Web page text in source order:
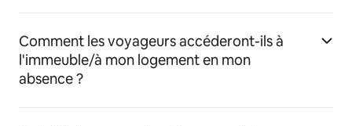
Comment les voyageurs accéderont-ils à
l'immeuble/à mon logement en mon
absence ?